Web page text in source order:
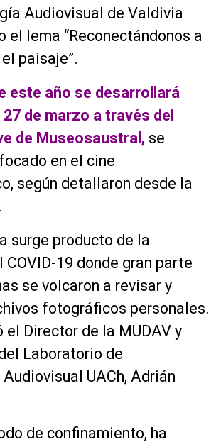
Audiovisual de Valdivia
el lema “Reconectándonos a
paisaje”.
este año se desarrollará
de marzo a través del
de Museosaustral , se
en el cine
según detallaron desde la
surge producto de la
COVID-19 donde gran parte
se volcaron a revisar y
fotográficos personales.
Director de la MUDAV y
Laboratorio de
UACh, Adrián
de confinamiento, ha